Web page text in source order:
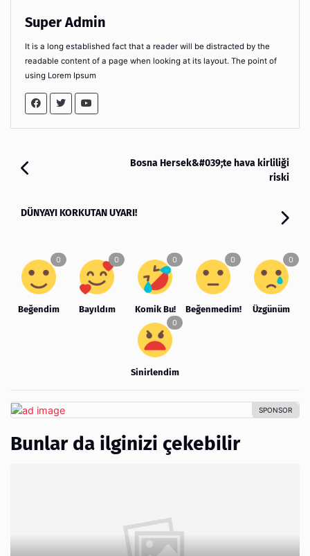
Super Admin
It is a long established fact that a reader will be distracted by the
readable content of a page when looking at its layout. The point of
using Lorem Ipsum
Bosna Hersek&#039;te hava kirliliği
riski
DÜNYAYI KORKUTAN UYARI!
Beğendim Bayıldım Komik Bu! Beğenmedim! Üzgünüm
Sinirlendim
Bunlar da ilginizi çekebilir